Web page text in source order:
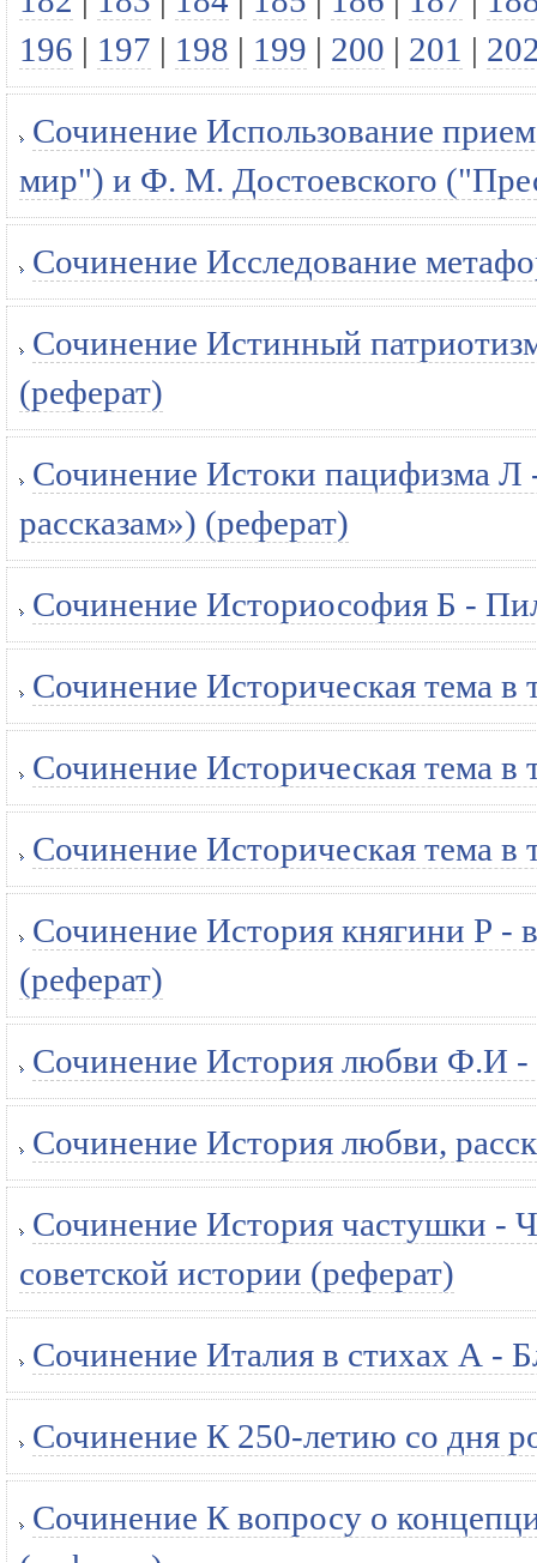
196 | 197 | 198 | 199 | 200 | 201 |
Сочинение Использование
мир") и Ф. М. Достоевского
Сочинение Исследование
Сочинение Истинный
(реферат)
Сочинение Истоки пацифизма Л
рассказам») (реферат)
Сочинение Историософия Б -
Сочинение Историческая тема
Сочинение Историческая тема
Сочинение Историческая тема
Сочинение История княгини Р -
(реферат)
Сочинение История любви Ф.И -
Сочинение История любви,
Сочинение История частушки -
советской истории (реферат)
Сочинение Италия в стихах А -
Сочинение К 250-летию со дня
Сочинение К вопросу о